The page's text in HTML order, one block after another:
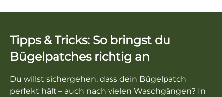
Tipps & Tricks: So bringst du
Bügelpatches richtig an
Du willst sichergehen, dass dein Bügelpatch
perfekt hält – auch nach vielen Waschgängen? In